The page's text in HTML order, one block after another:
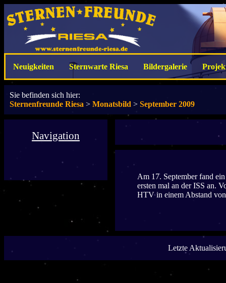
Neuigkeiten Sternwarte Riesa Bildergalerie
Sie befinden sich hier:
Sternenfreunde Riesa > Monatsbild > September 2009
Navigation
Am 17. September fand
ersten mal an der ISS an.
HTV in einem Abstand
Letzte